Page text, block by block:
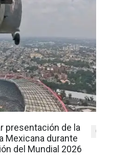
presentación de la
Mexicana durante
del Mundial 2026
0